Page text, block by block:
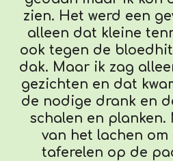
zien. Het werd een
alleen dat kleine
ook tegen de
dak. Maar ik zag
gezichten en dat
de nodige drank en
schalen en planken.
van het lachen
taferelen op de